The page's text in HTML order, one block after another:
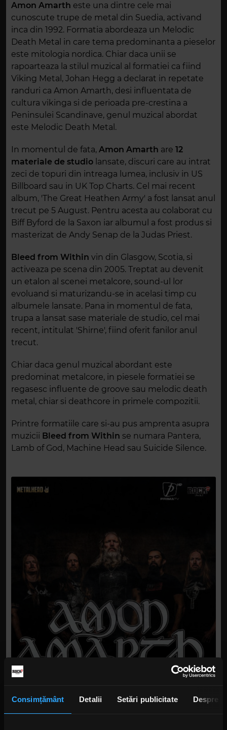
Consimțământ Detalii Setări publicitate Despre
Amon Amarth este una dintre cele mai
cunoscute trupe de metal din Suedia, activand
inca din 1992. Formatia abordeaza un Melodic
Death Metal in care tema predominanta a pieselor
este mitologia nordica. Chiar daca unii se
rapoarteaza la stilul muzical al formatiei ca fiind
Viking Metal, Johan Hegg a declarat in repetate
randuri ca Amon Amarth, desi influentata de
cultura vikinga si de perioada pre-crestina a
Peninsulei Scandinave, genul muzical abordat
este Melodic Death Metal.
In momentul de fata, Amon Amarth are 12
materiale de studio lansate, discuri care au intrat
zeci de topuri din intreaga lumea, inclusiv in US
Billboard sau in UK Top Charts. Cel mai recent
album, 'The Great Heathen Army' a fost lansat anul
trecut pe 5 August. Pentru acesta au colaborat cu
Biff Byford de la Saxon iar albumul a fost produs si
masterizat de Andy Senap de la Judas Priest.
Bleed from Within vin din Glasgow, Scotia, si
activeaza pe scena din 2005. Treptat au devenit
un etalon al scenei metalcore, sound-ul lor
evoluand si maturizandu-se in acelasi timp cu
albumele lansate. Pana in momentul de fata,
trupa a lansat sase materiale de studio, cel mai
recent, intitulat 'Shirne', fiind oferit fanilor anul
trecut.
Chiar daca genul muzical abordant este
predominat metalcore, in piesele formatiei se
regasesc influente de groove sau melodic death
metal, chiar si deathcore in primele compozitii.
Printre formatiile care si-au pus amprenta asupra
muzicii Bleed from Within se numara Pantera,
Lamb of God, Machine Head sau Suicide Silence.